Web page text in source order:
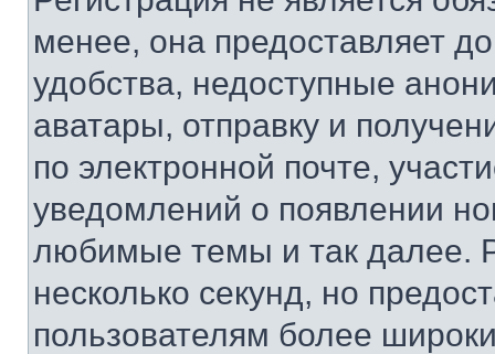
менее, она предоставляет
удобства, недоступные
аватары, отправку и
по электронной почте,
уведомлений о появлении
любимые темы и так далее.
несколько секунд, но
пользователям более